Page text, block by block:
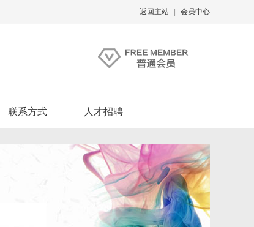
返回主站 会员中心
联系方式 人才招聘